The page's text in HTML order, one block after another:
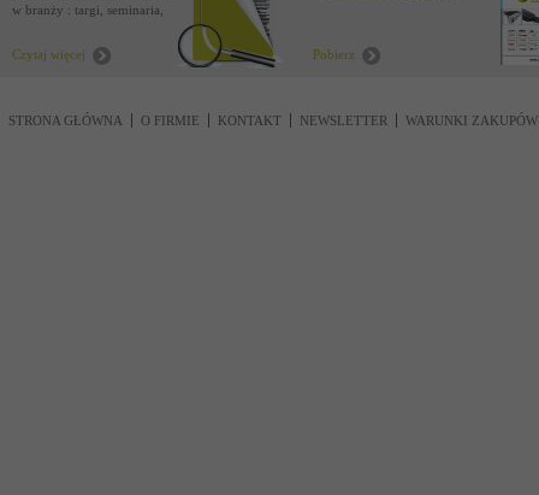
w branży : targi, seminaria,
Czytaj więcej
Pobierz
STRONA GŁÓWNA O FIRMIE KONTAKT NEWSLETTER WARUNKI ZAKUPÓW